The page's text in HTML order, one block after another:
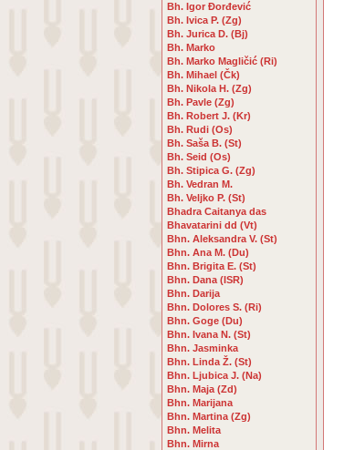
Bh. Igor Đorđević
Bh. Ivica P. (Zg)
Bh. Jurica D. (Bj)
Bh. Marko
Bh. Marko Magličić (Ri)
Bh. Mihael (Čk)
Bh. Nikola H. (Zg)
Bh. Pavle (Zg)
Bh. Robert J. (Kr)
Bh. Rudi (Os)
Bh. Saša B. (St)
Bh. Seid (Os)
Bh. Stipica G. (Zg)
Bh. Vedran M.
Bh. Veljko P. (St)
Bhadra Caitanya das
Bhavatarini dd (Vt)
Bhn. Aleksandra V. (St)
Bhn. Ana M. (Du)
Bhn. Brigita E. (St)
Bhn. Dana (ISR)
Bhn. Darija
Bhn. Dolores S. (Ri)
Bhn. Goge (Du)
Bhn. Ivana N. (St)
Bhn. Jasminka
Bhn. Linda Ž. (St)
Bhn. Ljubica J. (Na)
Bhn. Maja (Zd)
Bhn. Marijana
Bhn. Martina (Zg)
Bhn. Melita
Bhn. Mirna